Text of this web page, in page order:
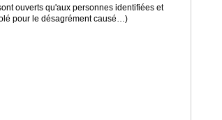
ouverts qu'aux personnes identifiées et
pour le désagrément causé…)